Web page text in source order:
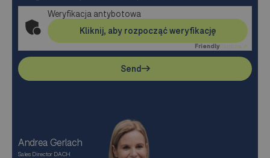
Andrea Gerlach
Sales Director DACH
Weryfikacja antybotowa
Kliknij, aby rozpocząć weryfikację
FriendlyCaptcha ⇗
Send